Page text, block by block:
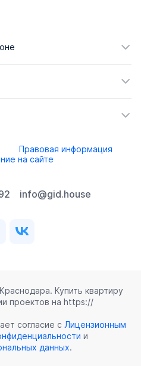
Правовая информация
на сайте
info@gid.house
Купить квартиру
проектов на https://
согласие с Лицензионным
и
данных.